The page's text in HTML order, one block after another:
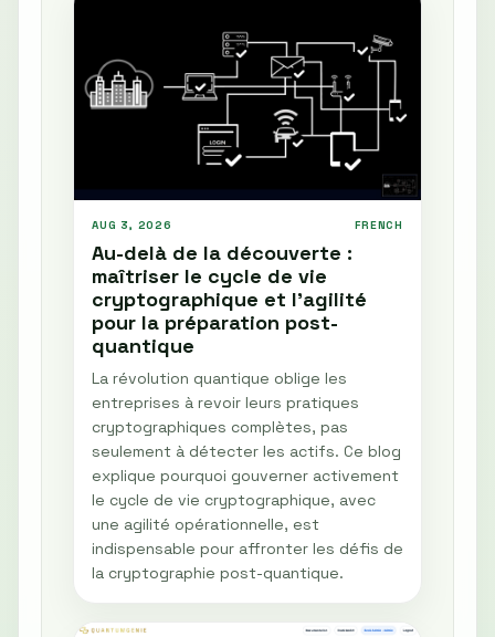
AUG 3, 2026 FRENCH
Au-delà de la découverte :
maîtriser le cycle de vie
cryptographique et l'agilité
pour la préparation post-
quantique
La révolution quantique oblige les
entreprises à revoir leurs pratiques
cryptographiques complètes, pas
seulement à détecter les actifs. Ce blog
explique pourquoi gouverner activement
le cycle de vie cryptographique, avec
une agilité opérationnelle, est
indispensable pour affronter les défis de
la cryptographie post-quantique.